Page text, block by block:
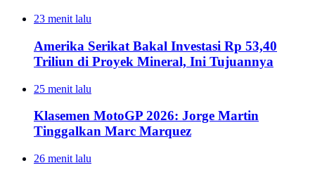
23 menit lalu
Amerika Serikat Bakal Investasi Rp 53,40
Triliun di Proyek Mineral, Ini Tujuannya
25 menit lalu
Klasemen MotoGP 2026: Jorge Martin
Tinggalkan Marc Marquez
26 menit lalu